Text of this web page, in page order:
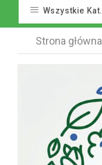
Wszystkie Kat.
Strona główna